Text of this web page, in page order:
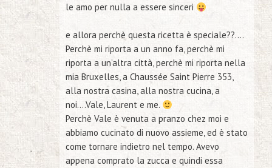
le amo per nulla a essere sinceri
e allora perchè questa ricetta è speciale??….
Perchè mi riporta a un anno fa, perchè mi
riporta a un’altra città, perchè mi riporta nella
mia Bruxelles, a Chaussée Saint Pierre 353,
alla nostra casina, alla nostra cucina, a
noi….Vale, Laurent e me.
Perchè Vale è venuta a pranzo chez moi e
abbiamo cucinato di nuovo assieme, ed è stato
come tornare indietro nel tempo. Avevo
appena comprato la zucca e quindi essa